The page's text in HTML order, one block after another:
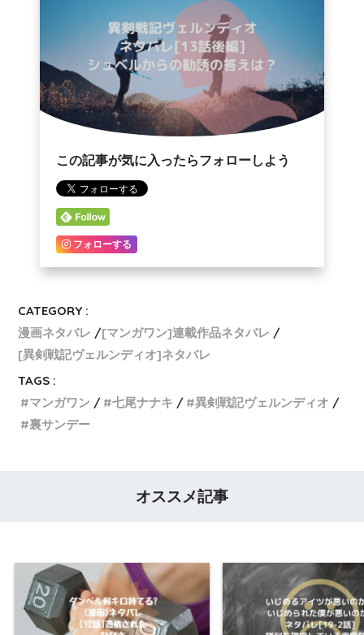
この記事が気に入ったらフォローしよう
フォローする
CATEGORY :
漫画ネタバレ
[マンガワン]連載作品ネタバレ
[異剣戦記ヴェルンディオ]ネタバレ
TAGS :
マンガワン
七尾ナナキ
異剣戦記ヴェルンディオ
裏サンデー
オススメ記事